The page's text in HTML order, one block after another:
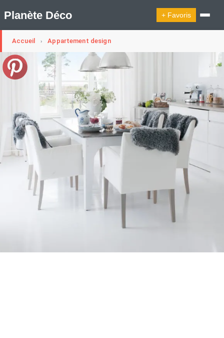
Planète Déco + Favoris
🛍︎ Shop Planète Déco
Appartement Design Cabanes
Decoration Noël
Design Suédois En Quelques Photos
Idées Déco En 10 Photos
La Semaine Décoration Et Design
Maison En Ville
Méli-Mélo Suédois
Publi Reportage
Tendance
Interieurs Scandinaves
La Décoration Selon Votre Signe Astrologique
Les Trouvailles Déco Du Jour
Maison Appartement Écologique
Maison Container/container House
Maison D'hôtes
On Décode La Déco
Accueil › Appartement design